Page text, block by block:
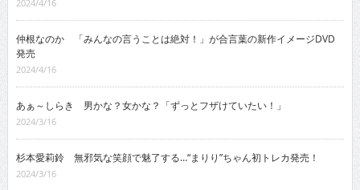
2024/4/16
仲根なのか 「みんなの言うことは絶対！」が合言葉の新作イメージDVD
発売
2024/4/16
あぁ～しらき 男かな？女かな？「ずっとフザけていたい！」
2024/3/16
杉本愛莉鈴 無邪気な笑顔で魅了する…“まりり”ちゃん初トレカ発売！
2024/3/16